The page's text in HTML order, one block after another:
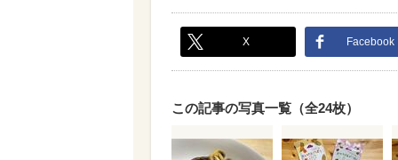
X Facebook
この記事の写真一覧（全24枚）